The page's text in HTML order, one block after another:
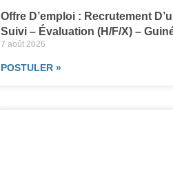
Offre D’emploi : Recrutement
Suivi – Évaluation (H/F/X) –
7 août 2026
POSTULER »